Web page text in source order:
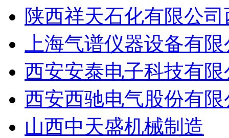
陕西祥天石化有限公
上海气谱仪器设备有
西安安泰电子科技有限
西安西驰电气股份有限
山西中天盛机械制造